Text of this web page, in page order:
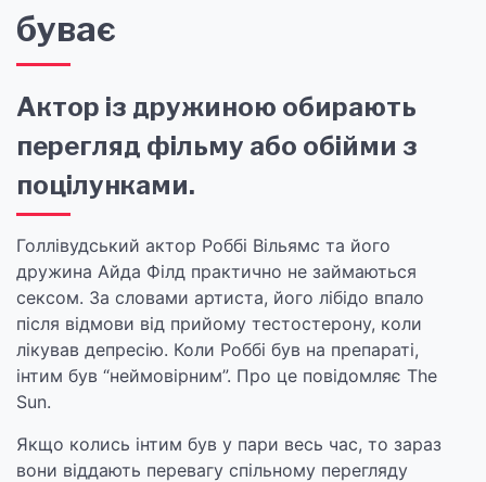
буває
Актор із дружиною обирають
перегляд фільму або обійми з
поцілунками.
Голлівудський актор Роббі Вільямс та його
дружина Айда Філд практично не займаються
сексом. За словами артиста, його лібідо впало
після відмови від прийому тестостерону, коли
лікував депресію. Коли Роббі був на препараті,
інтим був “неймовірним”. Про це повідомляє The
Sun.
Якщо колись інтим був у пари весь час, то зараз
вони віддають перевагу спільному перегляду